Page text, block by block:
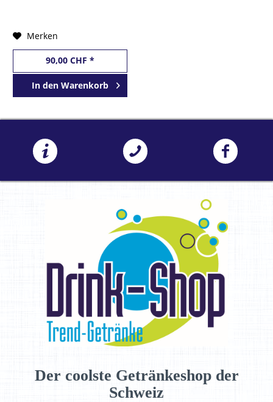
Merken
90,00 CHF *
In den Warenkorb
Der coolste Getränkeshop der
Schweiz